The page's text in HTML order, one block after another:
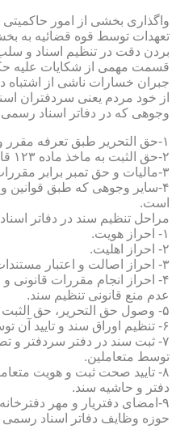
واگذاری بخشی از امور
تعهدات توسط قوه قضائیه به
بردن دقت در تنظیم اسناد و
قسمت مهمی از شکایات علیه
جبران خسارات ناشی از اشتباه
از خود مردم یعنی سردفتران
وجوهی که در دفاتر اسناد
۱-حق التحریر طبق تعرفه مقرر وزارت دادگستری.
۲-حق الثبت به ماخذ ماده ۱۲۳ قانون اصلاحی قانون ثبت.
۳-مالیات و حق تمبر برابر مقررات مالیاتی.
۴-سایر وجوهی که طبق قوانین
است.
مراحل تنظیم سند در دفاتر
۱- احراز هویت.
۲- احراز اهلیت.
۳- احراز اصالت و اعتبار مستندات سند.
۴- احراز انجام مقررات قانونی و
عدم منع قانونی تنظیم سند.
۵- وصول حق التحریر، حق الثبت و سایر حقوق دولتی.
۶- تنظیم اوراق سند و تایید آن توسط متعاملین.
۷- ثبت سند در دفتر سردفتر و
توسط متعاملین.
۸- تایید صحت ثبت و هویت
دفتر و حاشیه سند.
۹-امضای دفتریار و مهر دفترخانه ذیل ثبت دفتر و در حاشیه سند.
حوزه وظایف دفاتر اسناد رسمی